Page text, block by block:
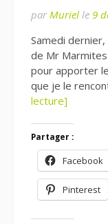
par Muriel le 9
Samedi
de Mr
pour apporter
que je le
lecture]
Partager :
Facebook
Pinterest